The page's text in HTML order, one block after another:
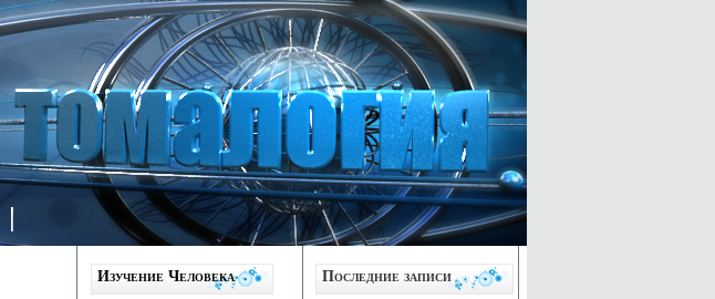
Изучение Человека Последние записи